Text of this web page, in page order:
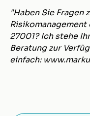
"Haben Sie Fragen
27001? Ich stehe
Beratung zur
einfach: